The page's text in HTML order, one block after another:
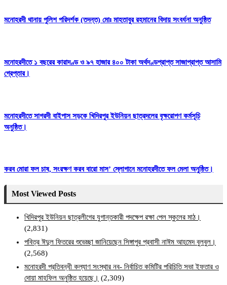
মনোহরদী থানায় পুলিশ পরিদর্শক (তদন্ত) মোঃ মাহতাবুর রহমানের বিদায় সংবর্ধনা অনুষ্ঠিত
মনোহরদীতে ১ বছরের কারাদণ্ড ও ৯৭ হাজার ৪০০ টাকা অর্থদণ্ডপ্রাপ্ত সাজাপ্রাপ্ত আসামি
গ্রেপ্তার।
মনোহরদীতে সাগরদী বাইপাস সড়কে খিদিরপুর ইউনিয়ন ছাত্রদলের বৃক্ষরোপণ কর্মসূচি
অনুষ্ঠিত।
করব মোরা ফল চাষ, সংরক্ষণ করব বারো মাস’ স্লোগানে মনোহরদীতে ফল মেলা অনুষ্ঠিত।
Most Viewed Posts
খিদিরপুর ইউনিয়ন ছাত্রলীগের যুগান্তকারী পদক্ষেপ রক্ষা পেল স্কুলের মাঠ।
(2,831)
পবিত্র ঈদুল ফিতরের শুভেচ্ছা জানিয়েছেন সিঙ্গাপুর প্রবাসী নাঈম আহমেদ বুলবুল।
(2,568)
মনোহরদী প্রতিবন্ধী কল্যাণ সংস্থার নব- নির্বাচিত কমিটির পরিচিতি সভা ইফতার ও
দোয়া মাহফিল অনুষ্ঠিত হয়েছে। (2,309)